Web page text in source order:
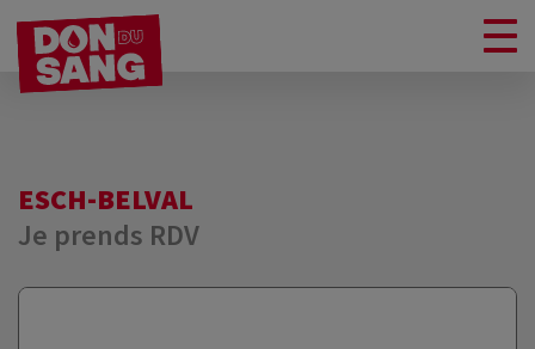
ESCH-BELVAL
Je prends RDV